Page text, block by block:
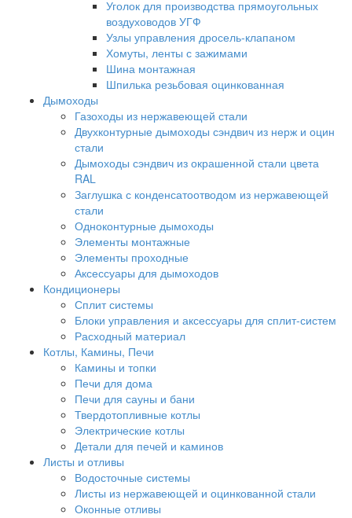
Уголок для производства прямоугольных
воздуховодов УГФ
Узлы управления дросель-клапаном
Хомуты, ленты с зажимами
Шина монтажная
Шпилька резьбовая оцинкованная
Дымоходы
Газоходы из нержавеющей стали
Двухконтурные дымоходы сэндвич из нерж и оцин
стали
Дымоходы сэндвич из окрашенной стали цвета
RAL
Заглушка с конденсатоотводом из нержавеющей
стали
Одноконтурные дымоходы
Элементы монтажные
Элементы проходные
Аксессуары для дымоходов
Кондиционеры
Сплит системы
Блоки управления и аксессуары для сплит-систем
Расходный материал
Котлы, Камины, Печи
Камины и топки
Печи для дома
Печи для сауны и бани
Твердотопливные котлы
Электрические котлы
Детали для печей и каминов
Листы и отливы
Водосточные системы
Листы из нержавеющей и оцинкованной стали
Оконные отливы